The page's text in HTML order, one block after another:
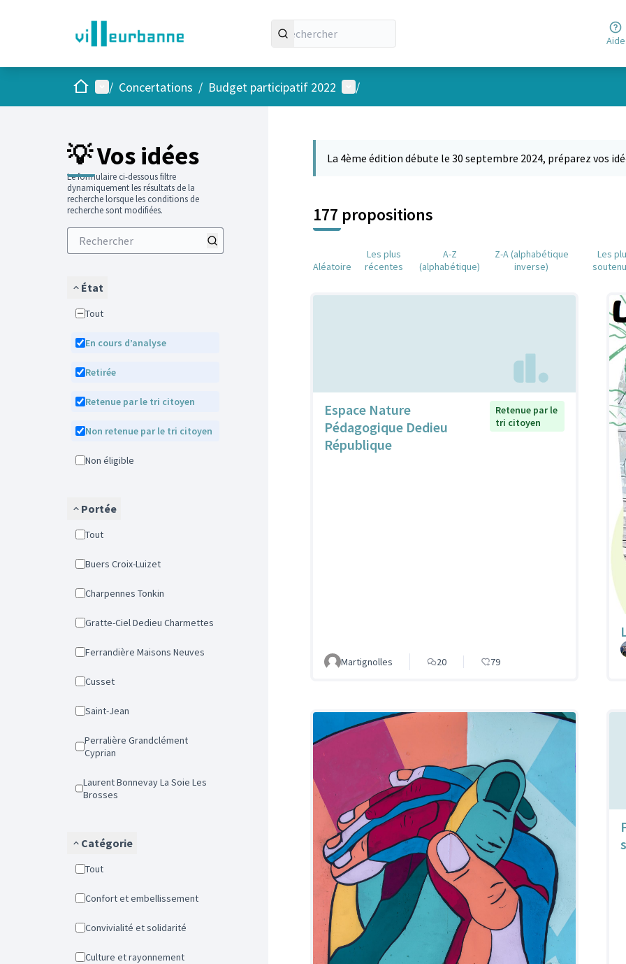
Aide
AccueilMenu principal
/ Concertations / Budget participatif 2022 Menu utilisateur
/
💡 Vos idées
Le formulaire ci-dessous filtre
dynamiquement les résultats de la
recherche lorsque les conditions de
recherche sont modifiées.
État
Tout
En cours d’analyse
Retirée
Retenue par le tri citoyen
Non retenue par le tri citoyen
Non éligible
Portée
Tout
Buers Croix-Luizet
Charpennes Tonkin
Gratte-Ciel Dedieu Charmettes
Ferrandière Maisons Neuves
Cusset
Saint-Jean
Perralière Grandclément
Cyprian
Laurent Bonnevay La Soie Les
Brosses
Catégorie
Tout
Confort et embellissement
Convivialité et solidarité
Culture et rayonnement
La 4ème édition débute le 30 septembre 2024, préparez vos
177 propositions
Aléatoire
Les plus
récentes
A-Z
(alphabétique)
Z-A (alphabétique
inverse)
Les
Espace Nature
Pédagogique Dedieu
République
Retenue par le
tri citoyen
Martignolles 20 79